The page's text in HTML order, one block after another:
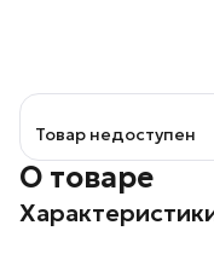
Товар недоступен
О товаре